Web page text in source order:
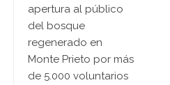
apertura al público
del bosque
regenerado en
Monte Prieto por más
de 5.000 voluntarios